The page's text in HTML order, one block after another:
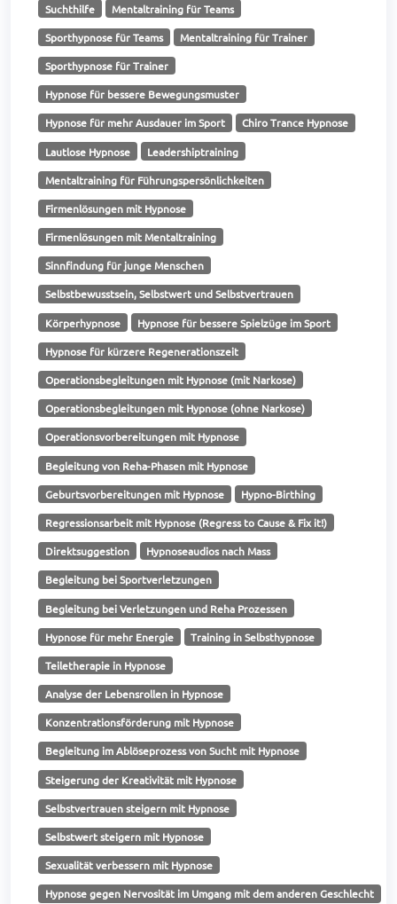
Suchthilfe Mentaltraining für Teams
Sporthypnose für Teams Mentaltraining für Trainer
Sporthypnose für Trainer
Hypnose für bessere Bewegungsmuster
Hypnose für mehr Ausdauer im Sport Chiro Trance Hypnose
Lautlose Hypnose Leadershiptraining
Mentaltraining für Führungspersönlichkeiten
Firmenlösungen mit Hypnose
Firmenlösungen mit Mentaltraining
Sinnfindung für junge Menschen
Selbstbewusstsein, Selbstwert und Selbstvertrauen
Körperhypnose Hypnose für bessere Spielzüge im Sport
Hypnose für kürzere Regenerationszeit
Operationsbegleitungen mit Hypnose (mit Narkose)
Operationsbegleitungen mit Hypnose (ohne Narkose)
Operationsvorbereitungen mit Hypnose
Begleitung von Reha-Phasen mit Hypnose
Geburtsvorbereitungen mit Hypnose Hypno-Birthing
Regressionsarbeit mit Hypnose (Regress to Cause & Fix it!)
Direktsuggestion Hypnoseaudios nach Mass
Begleitung bei Sportverletzungen
Begleitung bei Verletzungen und Reha Prozessen
Hypnose für mehr Energie Training in Selbsthypnose
Teiletherapie in Hypnose
Analyse der Lebensrollen in Hypnose
Konzentrationsförderung mit Hypnose
Begleitung im Ablöseprozess von Sucht mit Hypnose
Steigerung der Kreativität mit Hypnose
Selbstvertrauen steigern mit Hypnose
Selbstwert steigern mit Hypnose
Sexualität verbessern mit Hypnose
Hypnose gegen Nervosität im Umgang mit dem anderen Geschlecht